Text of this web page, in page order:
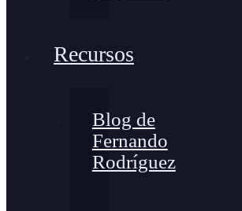
Recursos
Blog de
Fernando
Rodríguez